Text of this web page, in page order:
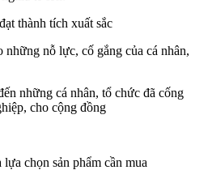
thành tích xuất sắc
những nỗ lực, cố gắng của cá nhân,
những cá nhân, tổ chức đã cống
cho cộng đồng
chọn sản phẩm cần mua